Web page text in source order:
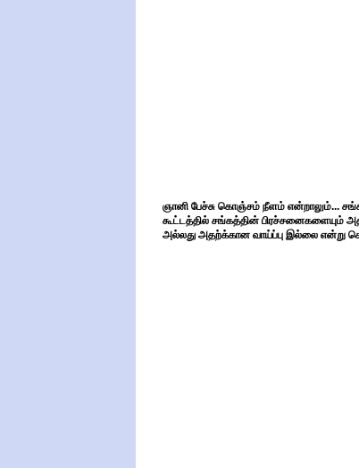
ஞானி பேச்சு கொஞ்சம் நீளம் என்றாலும்...
கூட்டத்தில் சங்கத்தின் பிரச்சனைகளையும்
அல்லது அதற்க்கான வாய்ப்பு இல்லை என்று